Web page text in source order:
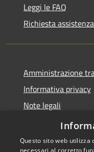
Leggi le FAQ
Richiesta assistenza
Amministrazione
Informativa privacy
Note legali
Dichiarazione di
Questo sito web
necessari al corretto